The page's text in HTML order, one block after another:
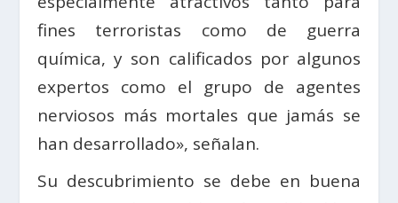
fines terroristas como de guerra
química, y son calificados por algunos
expertos como el grupo de agentes
nerviosos más mortales que jamás se
han desarrollado», señalan.
Su descubrimiento se debe en buena